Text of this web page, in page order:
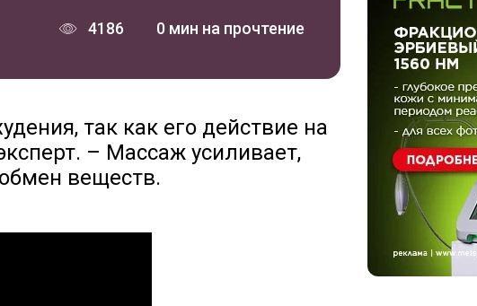
4186 0 мин на прочтение
так как его действие на
– Массаж усиливает,
веществ.